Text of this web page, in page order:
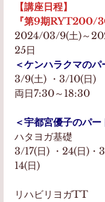
【講座日程】
『第9期RYT200/
2024/03/9(土)～
25日
＜ケンハラクマのパ
3/9(土) ・3/10(日)
両日7:30～18:30
＜宇都宮優子のパー
ハタヨガ基礎
3/17(日) ・24(日)・
14(日)
リハビリヨガTT